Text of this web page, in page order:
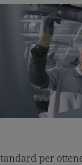
per